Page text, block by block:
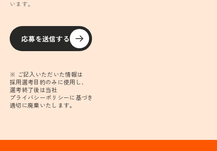
います。
応募を送信する
※ ご記入いただいた情報は
採用選考目的のみに使用し、
選考終了後は当社
プライバシーポリシーに基づき
適切に廃棄いたします。